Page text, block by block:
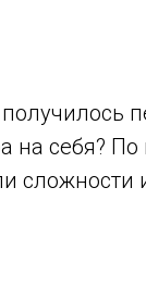
на себя?
сложности